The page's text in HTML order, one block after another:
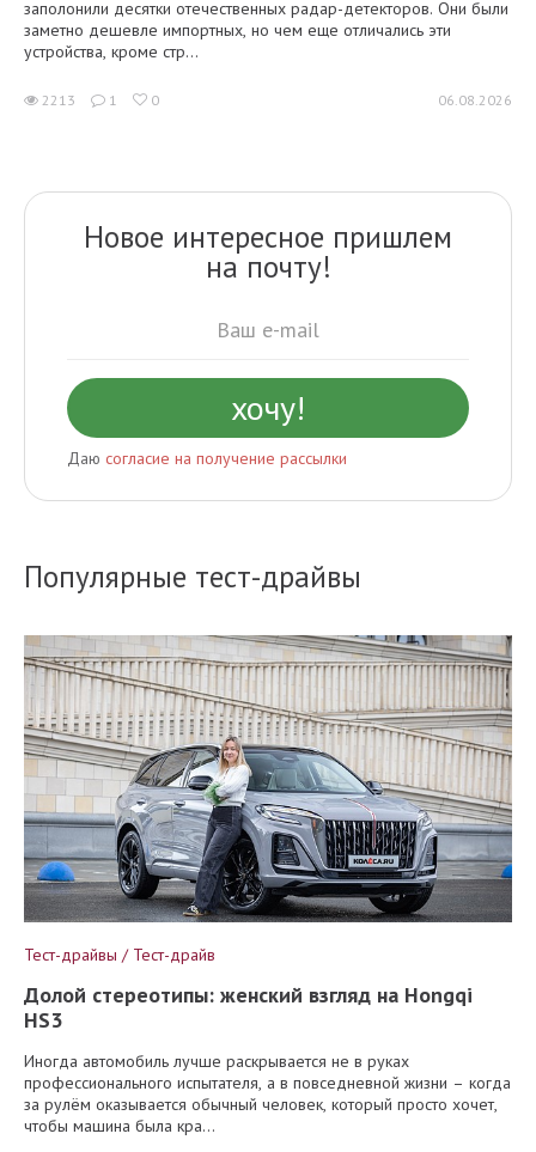
заполонили десятки отечественных радар-детекторов. Они были
заметно дешевле импортных, но чем еще отличались эти
устройства, кроме стр...
2213 1 0 06.08.2026
Новое интересное пришлем
на почту!
Даю согласие на получение рассылки
Популярные тест-драйвы
Тест-драйвы / Тест-драйв
Долой стереотипы: женский взгляд на Hongqi
HS3
Иногда автомобиль лучше раскрывается не в руках
профессионального испытателя, а в повседневной жизни – когда
за рулём оказывается обычный человек, который просто хочет,
чтобы машина была кра...